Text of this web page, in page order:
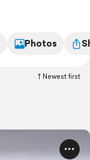
Photos
Newest first